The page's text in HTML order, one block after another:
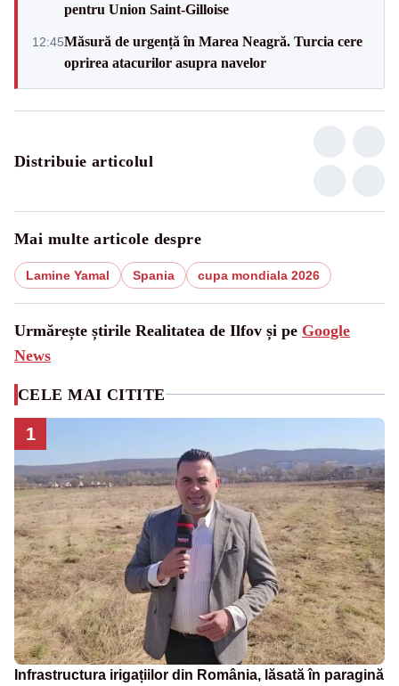
pentru Union Saint-Gilloise
12:45Măsură de urgență în Marea Neagră. Turcia cere
oprirea atacurilor asupra navelor
Distribuie articolul
Mai multe articole despre
Lamine Yamal Spania cupa mondiala 2026
Urmărește știrile Realitatea de Ilfov și pe Google
News
CELE MAI CITITE
1
Infrastructura irigațiilor din România, lăsată în paragină